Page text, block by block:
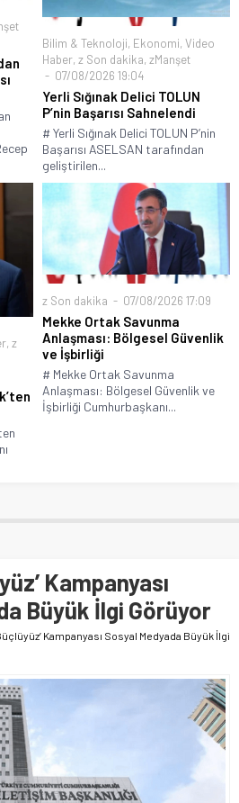
Bilim & Teknoloji, Ekonomi, Video
Haber, z Son dakika, zManşet
07/08/2026 19:04
Yerli Sığınak Delici TOLUN
P’nin Başarısı Sahnelendi
# Yerli Sığınak Delici TOLUN P’nin
Başarısı ASELSAN tarafından
geliştirilen...
, z
z Son dakika 07/08/2026 17:09
Mekke Ortak Savunma
Anlaşması: Bölgesel Güvenlik
ve İşbirliği
# Mekke Ortak Savunma
Anlaşması: Bölgesel Güvenlik ve
İşbirliği Cumhurbaşkanı...
Kampanyası
Büyük İlgi Görüyor
Kampanyası Sosyal Medyada Büyük İlgi